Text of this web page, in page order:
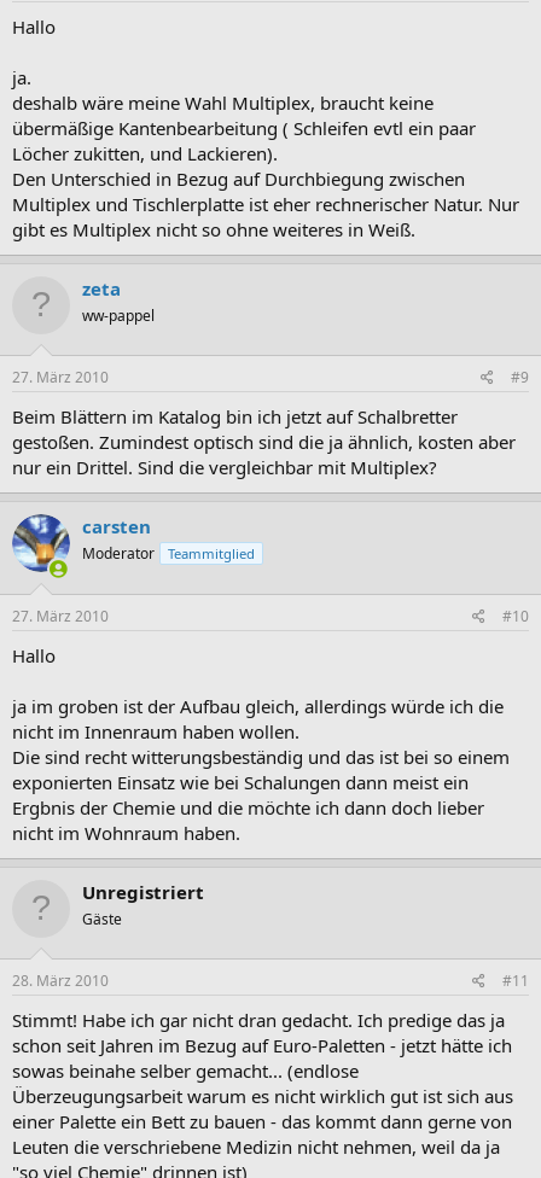
Hallo
ja.
deshalb wäre meine Wahl Multiplex, braucht keine
übermäßige Kantenbearbeitung ( Schleifen evtl ein paar
Löcher zukitten, und Lackieren).
Den Unterschied in Bezug auf Durchbiegung zwischen
Multiplex und Tischlerplatte ist eher rechnerischer Natur. Nur
gibt es Multiplex nicht so ohne weiteres in Weiß.
zeta
ww-pappel
27. März 2010 #9
Beim Blättern im Katalog bin ich jetzt auf Schalbretter
gestoßen. Zumindest optisch sind die ja ähnlich, kosten aber
nur ein Drittel. Sind die vergleichbar mit Multiplex?
carsten
Moderator Teammitglied
27. März 2010 #10
Hallo
ja im groben ist der Aufbau gleich, allerdings würde ich die
nicht im Innenraum haben wollen.
Die sind recht witterungsbeständig und das ist bei so einem
exponierten Einsatz wie bei Schalungen dann meist ein
Ergbnis der Chemie und die möchte ich dann doch lieber
nicht im Wohnraum haben.
Unregistriert
Gäste
28. März 2010 #11
Stimmt! Habe ich gar nicht dran gedacht. Ich predige das ja
schon seit Jahren im Bezug auf Euro-Paletten - jetzt hätte ich
sowas beinahe selber gemacht... (endlose
Überzeugungsarbeit warum es nicht wirklich gut ist sich aus
einer Palette ein Bett zu bauen - das kommt dann gerne von
Leuten die verschriebene Medizin nicht nehmen, weil da ja
"so viel Chemie" drinnen ist)